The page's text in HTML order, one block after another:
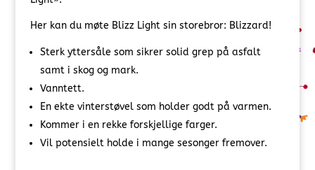
Her kan du møte Blizz Light sin storebror: Blizzard!
Sterk yttersåle som sikrer solid grep på asfalt
samt i skog og mark.
Vanntett.
En ekte vinterstøvel som holder godt på varmen.
Kommer i en rekke forskjellige farger.
Vil potensielt holde i mange sesonger fremover.